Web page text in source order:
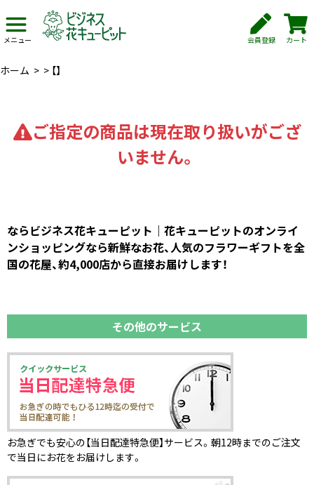
メニュー 会員登録 カート
ホーム > > 【】
ご指定の商品は現在取り扱いがござ
いません。
ならビジネス花キューピット｜花キューピットのオンライ
ンショッピングなら新鮮なお花、人気のフラワーギフトを全
国の花屋、約4,000店から直接お届けします！
その他のサービス
お急ぎでも安心の【当日配達特急便】サービス。朝12時までのご注文
で当日にお花をお届けします。